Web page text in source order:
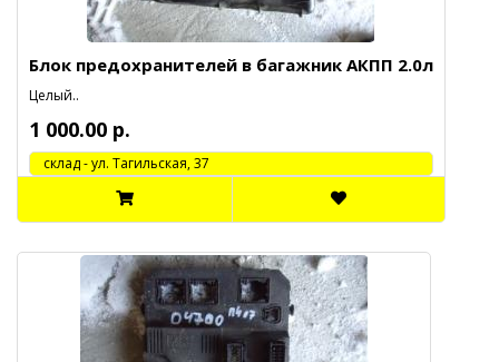
Блок предохранителей в багажник АКПП 2.0л
Целый..
1 000.00 р.
cклад - ул. Тагильская, 37